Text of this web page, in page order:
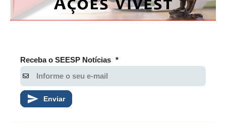
Receba o SEESP Notícias *
Enviar